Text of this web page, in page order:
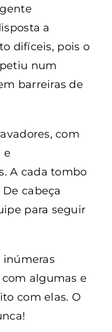
a
difíceis, pois o
num
barreiras de
com
e
A cada tombo
cabeça
para seguir
inúmeras
algumas e
com elas. O